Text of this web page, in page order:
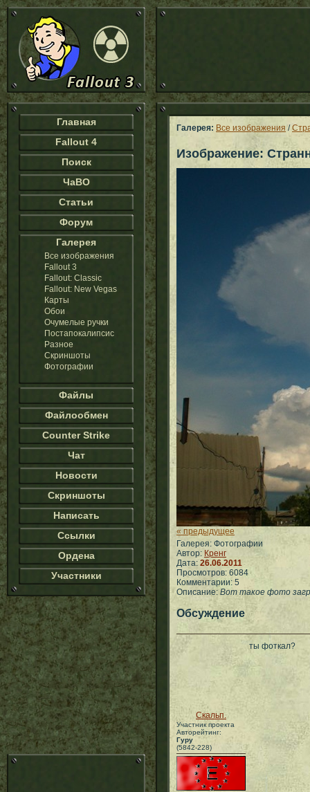
Главная
Fallout 4
Поиск
ЧаВО
Статьи
Форум
Галерея
Все изображения
Fallout 3
Fallout: Classic
Fallout: New Vegas
Карты
Обои
Очумелые ручки
Постапокалипсис
Разное
Скриншоты
Фотографии
Файлы
Файлообмен
Counter Strike
Чат
Новости
Скриншоты
Написать
Ссылки
Ордена
Участники
Галерея: Все изображения /
Изображение:
« предыдущее
Галерея: Фотографии
Автор: Кренг
Дата: 26.06.2011
Просмотров: 6084
Комментарии: 5
Описание: Вот такое фото
Обсуждение
Скальп.
Участник проекта
Авторейтинг:
Гуру
(5842-228)
ты фоткал?